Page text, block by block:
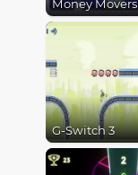
Money Movers
G-Switch 3